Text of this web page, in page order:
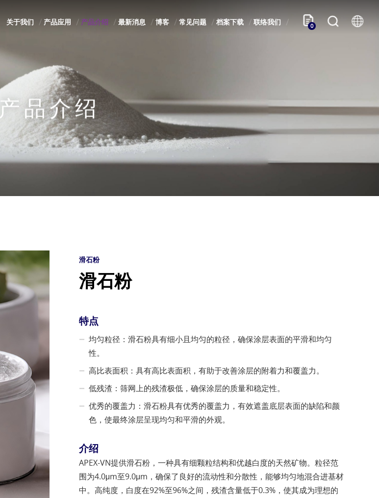
关于我们 产品应用 产品介绍 最新消息 博客 常见问题 档案下载 联络我们 0
产品介绍
滑石粉
滑石粉
特点
均匀粒径：滑石粉具有细小且均匀的粒径，确保涂层表面的平滑和均匀
性。
高比表面积：具有高比表面积，有助于改善涂层的附着力和覆盖力。
低残渣：筛网上的残渣极低，确保涂层的质量和稳定性。
优秀的覆盖力：滑石粉具有优秀的覆盖力，有效遮盖底层表面的缺陷和颜
色，使最终涂层呈现均匀和平滑的外观。
介绍
APEX-VN提供滑石粉，一种具有细颗粒结构和优越白度的天然矿物。粒径范
围为4.0μm至9.0μm，确保了良好的流动性和分散性，能够均匀地混合进基材
中。高纯度，白度在92%至96%之间，残渣含量低于0.3%，使其成为理想的